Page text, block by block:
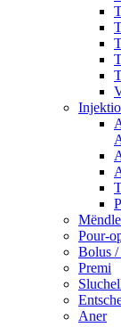
Pour-
Bolus /
Premi
Aner